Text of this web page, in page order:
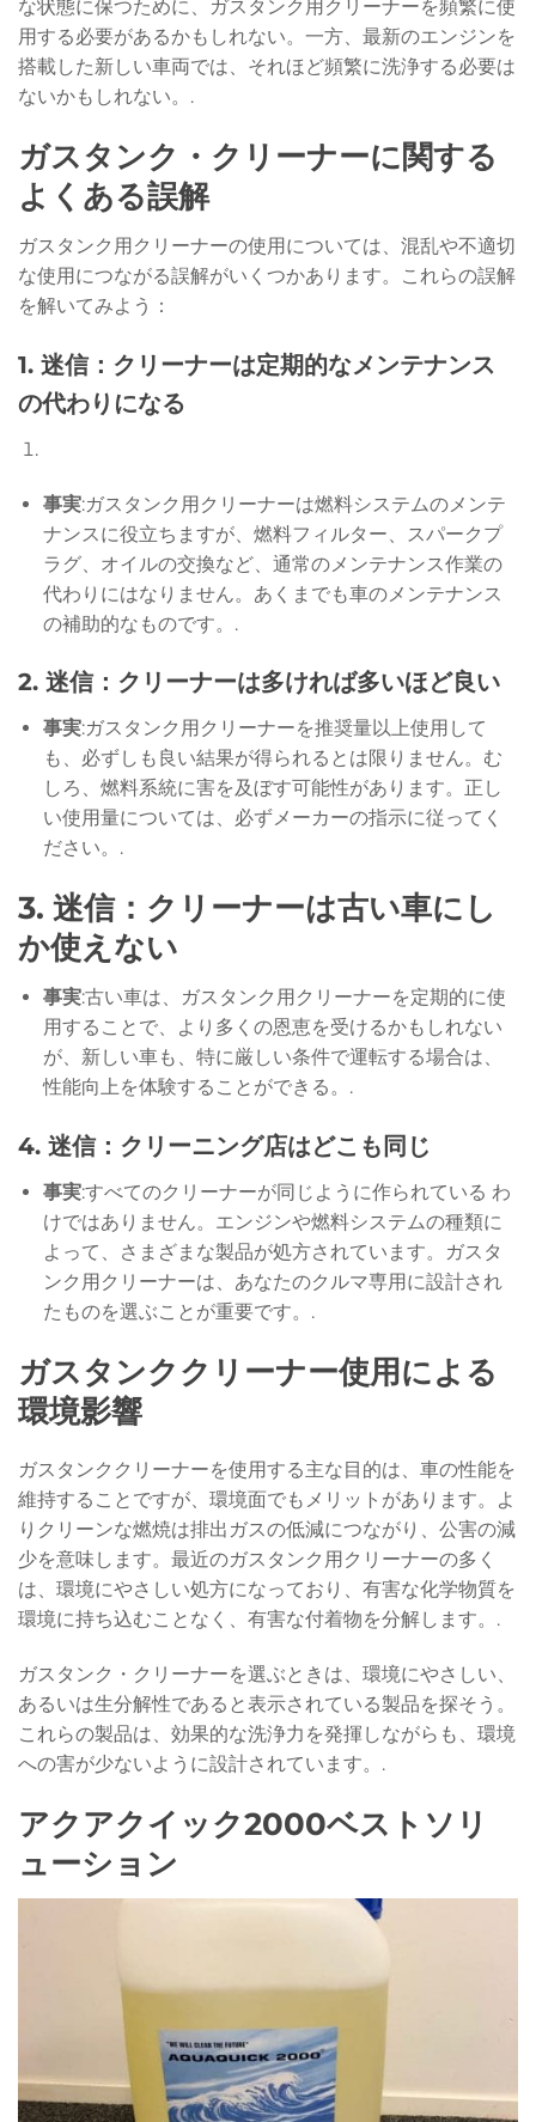
な状態に保つために、ガスタンク用クリーナーを頻繁に使
用する必要があるかもしれない。一方、最新のエンジンを
搭載した新しい車両では、それほど頻繁に洗浄する必要は
ないかもしれない。.
ガスタンク・クリーナーに関する
よくある誤解
ガスタンク用クリーナーの使用については、混乱や不適切
な使用につながる誤解がいくつかあります。これらの誤解
を解いてみよう：
1. 迷信：クリーナーは定期的なメンテナンス
の代わりになる
事実:ガスタンク用クリーナーは燃料システムのメンテ
ナンスに役立ちますが、燃料フィルター、スパークプ
ラグ、オイルの交換など、通常のメンテナンス作業の
代わりにはなりません。あくまでも車のメンテナンス
の補助的なものです。.
2. 迷信：クリーナーは多ければ多いほど良い
事実:ガスタンク用クリーナーを推奨量以上使用して
も、必ずしも良い結果が得られるとは限りません。む
しろ、燃料系統に害を及ぼす可能性があります。正し
い使用量については、必ずメーカーの指示に従ってく
ださい。.
3. 迷信：クリーナーは古い車にし
か使えない
事実:古い車は、ガスタンク用クリーナーを定期的に使
用することで、より多くの恩恵を受けるかもしれない
が、新しい車も、特に厳しい条件で運転する場合は、
性能向上を体験することができる。.
4. 迷信：クリーニング店はどこも同じ
事実:すべてのクリーナーが同じように作られている わ
けではありません。エンジンや燃料システムの種類に
よって、さまざまな製品が処方されています。ガスタ
ンク用クリーナーは、あなたのクルマ専用に設計され
たものを選ぶことが重要です。.
ガスタンククリーナー使用による
環境影響
ガスタンククリーナーを使用する主な目的は、車の性能を
維持することですが、環境面でもメリットがあります。よ
りクリーンな燃焼は排出ガスの低減につながり、公害の減
少を意味します。最近のガスタンク用クリーナーの多く
は、環境にやさしい処方になっており、有害な化学物質を
環境に持ち込むことなく、有害な付着物を分解します。.
ガスタンク・クリーナーを選ぶときは、環境にやさしい、
あるいは生分解性であると表示されている製品を探そう。
これらの製品は、効果的な洗浄力を発揮しながらも、環境
への害が少ないように設計されています。.
アクアクイック2000ベストソリ
ューション